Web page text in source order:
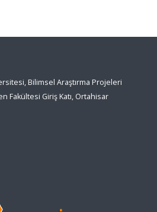
Bilimsel Araştırma Projeleri
Fakültesi Giriş Katı, Ortahisar